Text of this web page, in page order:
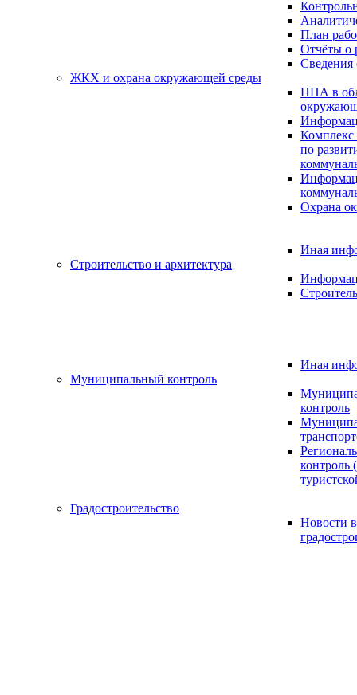
План
Отчёты о
Сведения
ЖКХ и охрана окружающей среды
НПА в
Комплекс
по
Охрана
Иная
Строительство и архитектура
Иная
Муниципальный контроль
контроль
контроль
Градостроительство
Новости